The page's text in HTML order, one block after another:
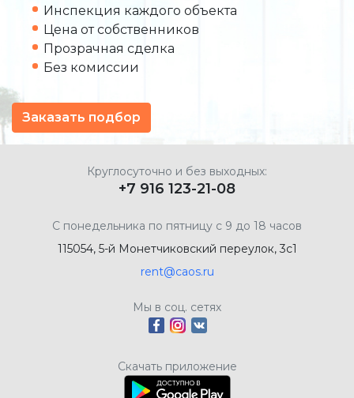
Инспекция каждого объекта
Цена от собственников
Прозрачная сделка
Без комиссии
Заказать подбор
Круглосуточно и без выходных:
+7 916 123-21-08
С понедельника по пятницу с 9 до 18 часов
115054, 5-й Монетчиковский переулок, 3с1
rent@caos.ru
Мы в соц. сетях
Скачать приложение